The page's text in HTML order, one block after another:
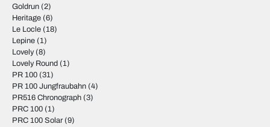
Goldrun (2)
Heritage (6)
Le Locle (18)
Lepine (1)
Lovely(8)
Lovely Round (1)
PR 100 (31)
PR 100 Jungfraubahn (4)
PR516 Chronograph (3)
PRC 100 (1)
PRC 100 Solar (9)